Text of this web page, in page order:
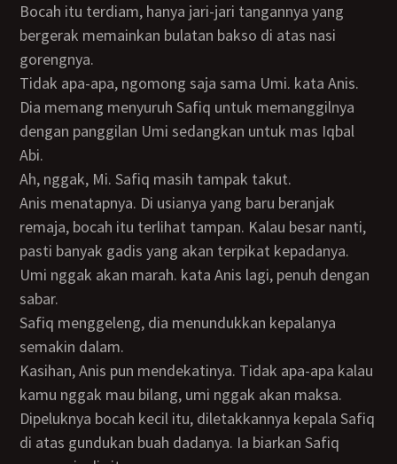
Bocah itu terdiam, hanya jari-jari tangannya yang
bergerak memainkan bulatan bakso di atas nasi
gorengnya.
Tidak apa-apa, ngomong saja sama Umi. kata Anis.
Dia memang menyuruh Safiq untuk memanggilnya
dengan panggilan Umi sedangkan untuk mas Iqbal
Abi.
Ah, nggak, Mi. Safiq masih tampak takut.
Anis menatapnya. Di usianya yang baru beranjak
remaja, bocah itu terlihat tampan. Kalau besar nanti,
pasti banyak gadis yang akan terpikat kepadanya.
Umi nggak akan marah. kata Anis lagi, penuh dengan
sabar.
Safiq menggeleng, dia menundukkan kepalanya
semakin dalam.
Kasihan, Anis pun mendekatinya. Tidak apa-apa kalau
kamu nggak mau bilang, umi nggak akan maksa.
Dipeluknya bocah kecil itu, diletakkannya kepala Safiq
di atas gundukan buah dadanya. Ia biarkan Safiq